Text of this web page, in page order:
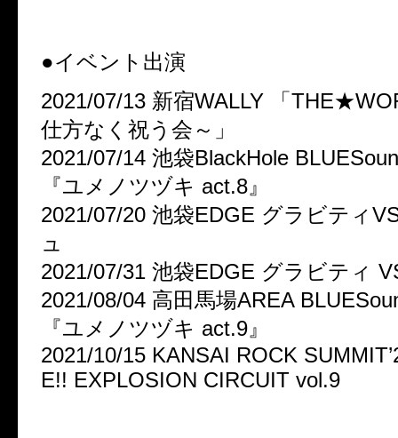
●イベント出演
2021/07/13 新宿WALLY 「
仕方なく祝う会～」
2021/07/14 池袋BlackHole
『ユメノツヅキ act.8』
2021/07/20 池袋EDGE グラビティ
ュ
2021/07/31 池袋EDGE グラビティ
2021/08/04 高田馬場AREA
『ユメノツヅキ act.9』
2021/10/15 KANSAI ROCK
E!! EXPLOSION CIRCUIT vol.9